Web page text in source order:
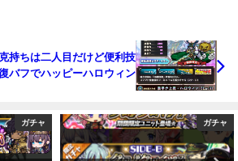
持ちは二人目だけど便利技
バフでハッピーハロウィン
ガチャ ガチャ